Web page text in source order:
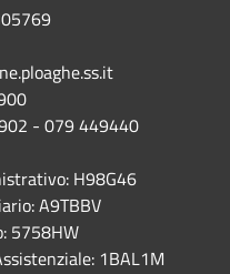
- 079 449440
H98G46
A9TBBV
5758HW
1BAL1M